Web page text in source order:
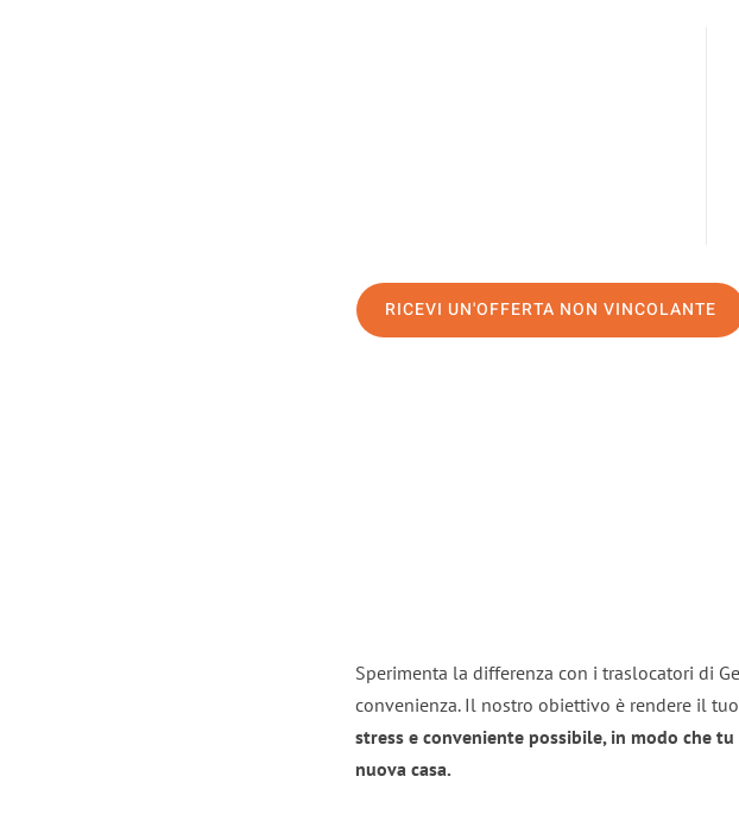
RICEVI UN'OFFERTA NON VINCOLANTE
Sperimenta la differenza con i traslocatori di
convenienza. Il nostro obiettivo è rendere il tuo
stress e conveniente possibile, in modo che
nuova casa.